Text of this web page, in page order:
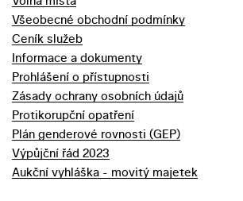
Všeobecné obchodní podmínky
Ceník služeb
Informace a dokumenty
Prohlášení o přístupnosti
Zásady ochrany osobních údajů
Protikorupční opatření
Plán genderové rovnosti (GEP)
Výpůjční řád 2023
Aukční vyhláška - movitý majetek